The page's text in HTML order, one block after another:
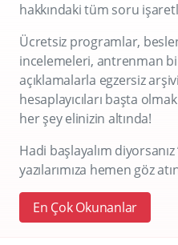
hakkındaki tüm soru
Ücretsiz programlar,
incelemeleri, antrenman
açıklamalarla egzersiz
hesaplayıcıları başta
her şey elinizin altında!
Hadi başlayalım
yazılarımıza hemen göz
En Çok Okunanlar